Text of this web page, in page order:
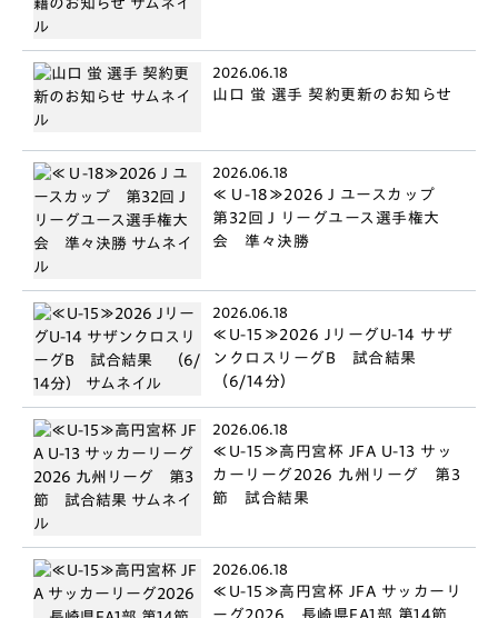
2026.06.18
山口 蛍 選手 契約更新のお知らせ
2026.06.18
≪Ｕ-18≫2026Ｊユースカップ
第32回Ｊリーグユース選手権大
会 準々決勝
2026.06.18
≪U-15≫2026 JリーグU-14 サザ
ンクロスリーグB 試合結果
（6/14分）
2026.06.18
≪U-15≫高円宮杯 JFA U-13 サッ
カーリーグ2026 九州リーグ 第3
節 試合結果
2026.06.18
≪U-15≫高円宮杯 JFA サッカーリ
ーグ2026 長崎県FA1部 第14節